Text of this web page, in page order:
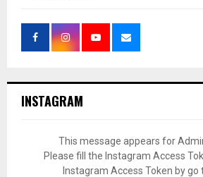
INSTAGRAM
This message appears for
Please fill the Instagram Access
Instagram Access Token by go